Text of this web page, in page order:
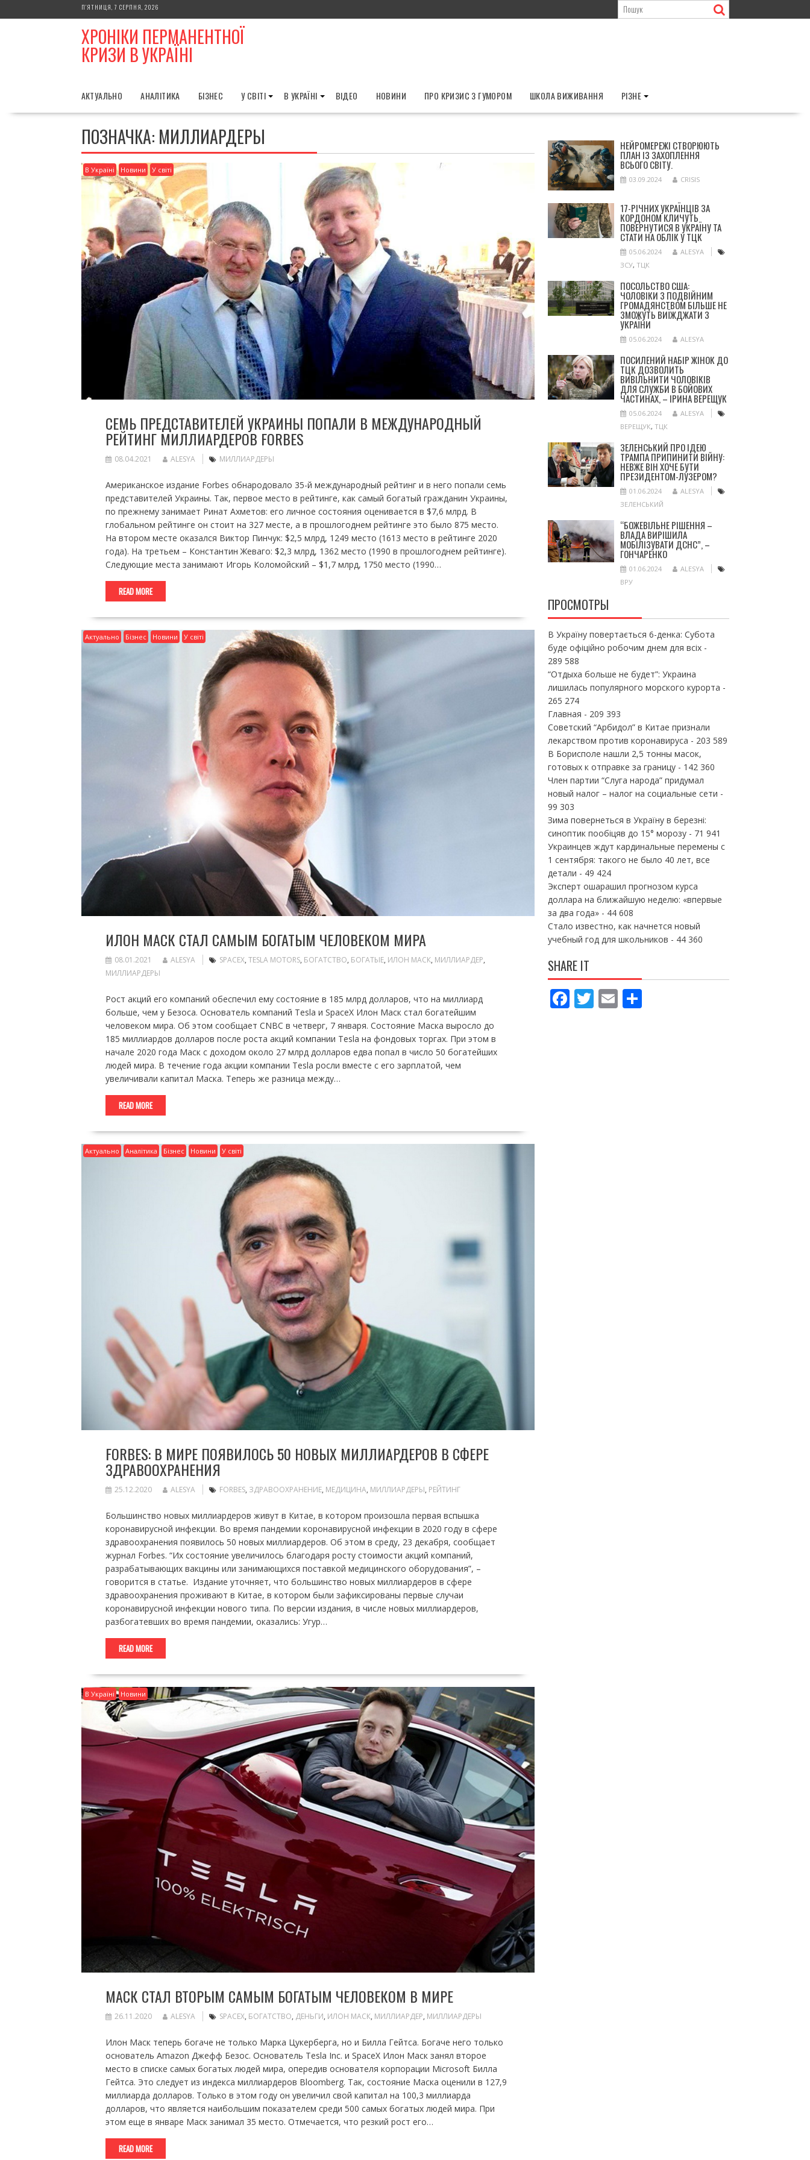
to
П’ЯТНИЦЯ, 7 СЕРПНЯ, 2026
ХРОНІКИ ПЕРМАНЕНТНОЇ
КРИЗИ В УКРАЇНІ
АКТУАЛЬНО АНАЛІТИКА БІЗНЕС У СВІТІ В УКРАЇНІ ВІДЕО НОВИНИ ПРО КРИЗИС З ГУМОРОМ ШКОЛА ВИЖИВАННЯ РІЗНЕ
ПОЗНАЧКА: МИЛЛИАРДЕРЫ
В Україні Новини У світі
СЕМЬ ПРЕДСТАВИТЕЛЕЙ УКРАИНЫ ПОПАЛИ В МЕЖДУНАРОДНЫЙ
РЕЙТИНГ МИЛЛИАРДЕРОВ FORBES
08.04.2021 ALESYA МИЛЛИАРДЕРЫ
Американское издание Forbes обнародовало 35-й международный рейтинг и в него попали семь
представителей Украины. Так, первое место в рейтинге, как самый богатый гражданин Украины,
по прежнему занимает Ринат Ахметов: его личное состояния оценивается в $7,6 млрд. В
глобальном рейтинге он стоит на 327 месте, а в прошлогоднем рейтинге это было 875 место.
На втором месте оказался Виктор Пинчук: $2,5 млрд, 1249 место (1613 место в рейтинге 2020
года). На третьем – Константин Жеваго: $2,3 млрд, 1362 место (1990 в прошлогоднем рейтинге).
Следующие места занимают Игорь Коломойский – $1,7 млрд, 1750 место (1990…
READ MORE
Актуально Бізнес Новини У світі
ИЛОН МАСК СТАЛ САМЫМ БОГАТЫМ ЧЕЛОВЕКОМ МИРА
08.01.2021 ALESYA SPACEX, TESLA MOTORS, БОГАТСТВО, БОГАТЫЕ, ИЛОН МАСК, МИЛЛИАРДЕР,
МИЛЛИАРДЕРЫ
Рост акций его компаний обеспечил ему состояние в 185 млрд долларов, что на миллиард
больше, чем у Безоса. Основатель компаний Tesla и SpaceX Илон Маск стал богатейшим
человеком мира. Об этом сообщает CNBC в четверг, 7 января. Состояние Маска выросло до
185 миллиардов долларов после роста акций компании Tesla на фондовых торгах. При этом в
начале 2020 года Маск с доходом около 27 млрд долларов едва попал в число 50 богатейших
людей мира. В течение года акции компании Tesla росли вместе с его зарплатой, чем
увеличивали капитал Маска. Теперь же разница между…
READ MORE
Актуально Аналітика Бізнес Новини У світі
FORBES: В МИРЕ ПОЯВИЛОСЬ 50 НОВЫХ МИЛЛИАРДЕРОВ В СФЕРЕ
ЗДРАВООХРАНЕНИЯ
25.12.2020 ALESYA FORBES, ЗДРАВООХРАНЕНИЕ, МЕДИЦИНА, МИЛЛИАРДЕРЫ, РЕЙТИНГ
Большинство новых миллиардеров живут в Китае, в котором произошла первая вспышка
коронавирусной инфекции. Во время пандемии коронавирусной инфекции в 2020 году в сфере
здравоохранения появилось 50 новых миллиардеров. Об этом в среду, 23 декабря, сообщает
журнал Forbes. “Их состояние увеличилось благодаря росту стоимости акций компаний,
разрабатывающих вакцины или занимающихся поставкой медицинского оборудования”, –
говорится в статье. Издание уточняет, что большинство новых миллиардеров в сфере
здравоохранения проживают в Китае, в котором были зафиксированы первые случаи
коронавирусной инфекции нового типа. По версии издания, в числе новых миллиардеров,
разбогатевших во время пандемии, оказались: Угур…
READ MORE
В Україні Новини
МАСК СТАЛ ВТОРЫМ САМЫМ БОГАТЫМ ЧЕЛОВЕКОМ В МИРЕ
26.11.2020 ALESYA SPACEX, БОГАТСТВО, ДЕНЬГИ, ИЛОН МАСК, МИЛЛИАРДЕР, МИЛЛИАРДЕРЫ
Илон Маск теперь богаче не только Марка Цукерберга, но и Билла Гейтса. Богаче него только
основатель Amazon Джефф Безос. Основатель Tesla Inc. и SpaceX Илон Маск занял второе
место в списке самых богатых людей мира, опередив основателя корпорации Microsoft Билла
Гейтса. Это следует из индекса миллиардеров Bloomberg. Так, состояние Маска оценили в 127,9
миллиарда долларов. Только в этом году он увеличил свой капитал на 100,3 миллиарда
долларов, что является наибольшим показателем среди 500 самых богатых людей мира. При
этом еще в январе Маск занимал 35 место. Отмечается, что резкий рост его…
READ MORE
НЕЙРОМЕРЕЖІ СТВОРЮЮТЬ
ПЛАН ІЗ ЗАХОПЛЕННЯ
ВСЬОГО СВІТУ.
03.09.2024 CRISIS
17-РІЧНИХ УКРАЇНЦІВ ЗА
КОРДОНОМ КЛИЧУТЬ
ПОВЕРНУТИСЯ В УКРАЇНУ ТА
СТАТИ НА ОБЛІК У ТЦК
05.06.2024
ALESYA
ЗСУ, ТЦК
ПОСОЛЬСТВО США:
ЧОЛОВІКИ З ПОДВІЙНИМ
ГРОМАДЯНСТВОМ БІЛЬШЕ НЕ
ЗМОЖУТЬ ВИЇЖДЖАТИ З
УКРАЇНИ
05.06.2024 ALESYA
ПОСИЛЕНИЙ НАБІР ЖІНОК ДО
ТЦК ДОЗВОЛИТЬ
ВИВІЛЬНИТИ ЧОЛОВІКІВ
ДЛЯ СЛУЖБИ В БОЙОВИХ
ЧАСТИНАХ, – ІРИНА ВЕРЕЩУК
05.06.2024
ALESYA
ВЕРЕЩУК, ТЦК
ЗЕЛЕНСЬКИЙ ПРО ІДЕЮ
ТРАМПА ПРИПИНИТИ ВІЙНУ:
НЕВЖЕ ВІН ХОЧЕ БУТИ
ПРЕЗИДЕНТОМ-ЛУЗЕРОМ?
01.06.2024
ALESYA
ЗЕЛЕНСЬКИЙ
“БОЖЕВІЛЬНЕ РІШЕННЯ –
ВЛАДА ВИРІШИЛА
МОБІЛІЗУВАТИ ДСНС”, –
ГОНЧАРЕНКО
01.06.2024
ALESYA
ВРУ
ПРОСМОТРЫ
В Україну повертається 6-денка: Субота
буде офіційно робочим днем для всіх-
289 588
“Отдыха больше не будет”: Украина
лишилась популярного морского курорта -
265 274
Главная - 209 393
Советский “Арбидол” в Китае признали
лекарством против коронавируса - 203 589
В Борисполе нашли 2,5 тонны масок,
готовых к отправке за границу- 142 360
Член партии “Слуга народа” придумал
новый налог – налог на социальные сети -
99 303
Зима повернеться в Україну в березні:
синоптик пообіцяв до 15° морозу- 71 941
Украинцев ждут кардинальные перемены с
1 сентября: такого не было 40 лет, все
детали - 49 424
Эксперт ошарашил прогнозом курса
доллара на ближайшую неделю: «впервые
за два года»- 44 608
Стало известно, как начнется новый
учебный год для школьников - 44 360
SHARE IT
F T E П